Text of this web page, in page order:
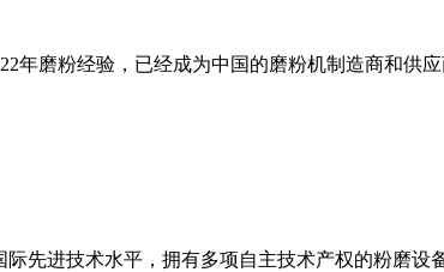
年磨粉经验，已经成为中国的磨粉机制造商和供
先进技术水平，拥有多项自主技术产权的粉磨